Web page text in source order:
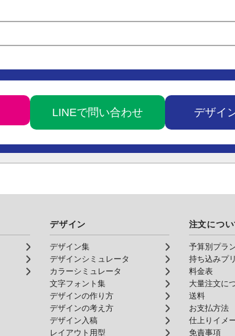
LINEで問い合わせ デザイ
デザイン
デザイン集
デザインシミュレータ
カラーシミュレータ
文字フォント集
デザインの作り方
デザインの考え方
デザイン入稿
レイアウト用型
注文につ
予算別プラ
持ち込みプ
料金表
大量注文に
送料
お支払方法
仕上りイメ
免責事項